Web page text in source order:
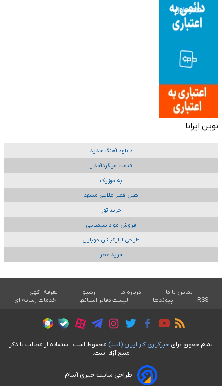
نوین ایرانا
دانلود آهنگ جدید
قیمت میلگردآجدار
به موزیک
هتل قصر طلایی مشهد
خرید تور
فروش مواد شیمیایی
طراحی اپلیکیشن موبایل
خرید عطر
تماس با ما درباره ما آرشیو
تعرفه آگهی
RSS
پیوندها لیست دفاتر استانها خدمات رسانه ای
تمام حقوق برای خبرگزاری کار ايران (ايلنا) محفوظ است. استفاده از مطالب با ذکر
منبع آزاد است.
طراحی سایت خبری آسام